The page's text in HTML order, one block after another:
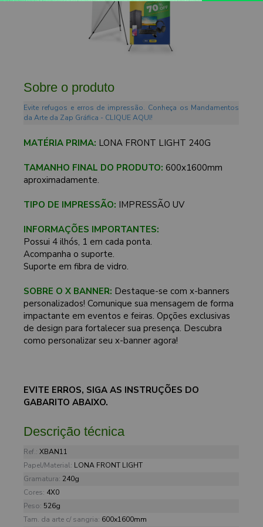
Sobre o produto
Evite refugos e erros de impressão. Conheça os Mandamentos
da Arte da Zap Gráfica - CLIQUE AQUI!
MATÉRIA PRIMA: LONA FRONT LIGHT 240G
TAMANHO FINAL DO PRODUTO: 600x1600mm
aproximadamente.
TIPO DE IMPRESSÃO: IMPRESSÃO UV
INFORMAÇÕES IMPORTANTES:
Possui 4 ilhós, 1 em cada ponta.
Acompanha o suporte.
Suporte em fibra de vidro.
SOBRE O X BANNER: Destaque-se com x-banners
personalizados! Comunique sua mensagem de forma
impactante em eventos e feiras. Opções exclusivas
de design para fortalecer sua presença. Descubra
como personalizar seu x-banner agora!
EVITE ERROS, SIGA AS INSTRUÇÕES DO
GABARITO ABAIXO.
Descrição técnica
Ref.: XBAN11
Papel/Material: LONA FRONT LIGHT
Gramatura: 240g
Cores: 4X0
Peso: 526g
Tam. da arte c/ sangria: 600x1600mm